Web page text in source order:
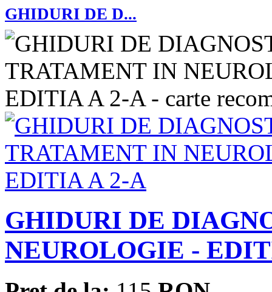
GHIDURI DE D...
GHIDURI DE
NEUROLOGIE -